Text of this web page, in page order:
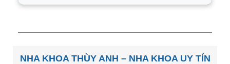
NHA KHOA THÙY ANH – NHA KHOA UY TÍN